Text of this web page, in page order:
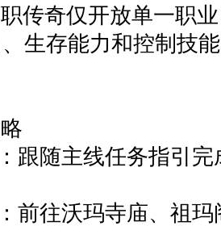
传奇仅开放单一职
生存能力和控制技
跟随主线任务指引
前往沃玛寺庙、祖